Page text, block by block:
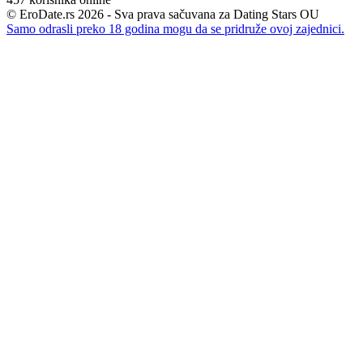
© EroDate.rs 2026 - Sva prava sačuvana za Dating Stars OU
Samo odrasli preko 18 godina mogu da se pridruže ovoj zajednici.